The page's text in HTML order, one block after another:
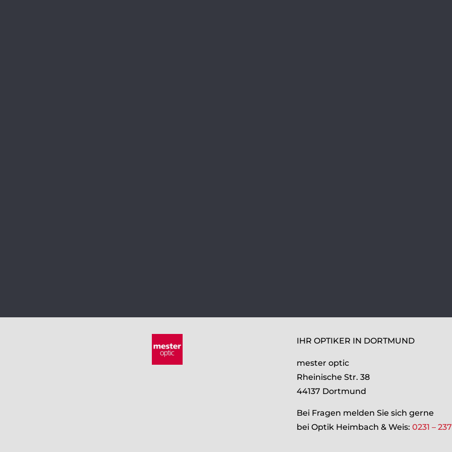
IHR OPTIKER IN DORTMUND
mester optic
Rheinische Str. 38
44137 Dortmund
Bei Fragen melden Sie sich gerne
bei Optik Heimbach & Weis:0231 –